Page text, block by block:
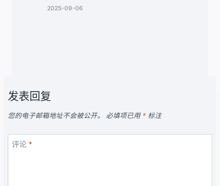
2025-09-06
发表回复
您的电子邮箱地址不会被公开。 必填项已用 * 标注
评论 *